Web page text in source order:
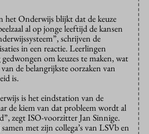
het Onderwijs blijkt dat de keuze
al op jonge leeftijd de kansen
schrijven de
in een reactie. Leerlingen
om keuzes te maken, wat
de belangrijkste oorzaken van
is.
is het eindstation van de
de kiem van dat probleem wordt al
zegt ISO-voorzitter Jan Sinnige.
met zijn collega’s van LSVb en